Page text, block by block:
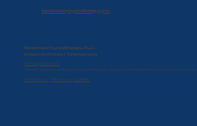
/reconnect-psychotherapy-pllc
Reconnect Psychotherapy, PLLC
Estado de Illinois | Telemedicina
No Surprises Act
Tienes derecho a recibir una estimación de buena fe sobre el costo de tus servicios.
Privacidad | Términos | Cookies